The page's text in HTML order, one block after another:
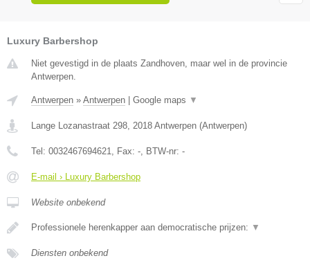
Luxury Barbershop
Niet gevestigd in de plaats Zandhoven, maar wel in de provincie
Antwerpen.
Antwerpen » Antwerpen Google maps ▼
Lange Lozanastraat 298 2018 Antwerpen (Antwerpen)
Tel: 0032467694621 , Fax: - , BTW-nr: -
E-mail › Luxury Barbershop
Website onbekend
Professionele herenkapper aan democratische prijzen: ▼
Diensten onbekend